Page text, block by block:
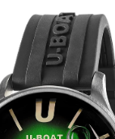
springen